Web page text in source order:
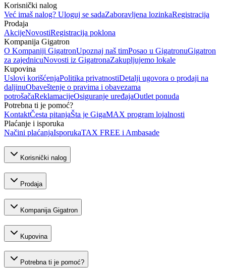
Korisnički nalog
Već imaš nalog? Uloguj se sadaZaboravljena lozinkaRegistracija
Prodaja
AkcijeNovostiRegistracija poklona
Kompanija Gigatron
O Kompaniji GigatronUpoznaj naš timPosao u GigatronuGigatron
za zajednicuNovosti iz GigatronaZakupljujemo lokale
Kupovina
Uslovi korišćenjaPolitika privatnostiDetalji ugovora o prodaji na
daljinuObaveštenje o pravima i obavezama
potrošačaReklamacijeOsiguranje uređajaOutlet ponuda
Potrebna ti je pomoć?
KontaktČesta pitanjaŠta je GigaMAX program lojalnosti
Plaćanje i isporuka
Načini plaćanjaIsporukaTAX FREE i Ambasade
Korisnički nalog
Prodaja
Kompanija Gigatron
Kupovina
Potrebna ti je pomoć?